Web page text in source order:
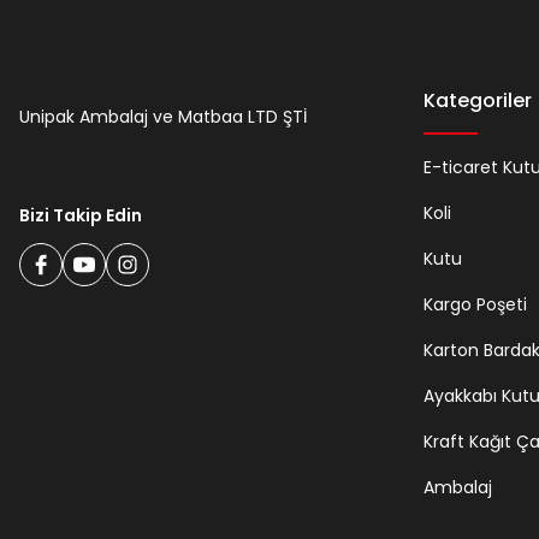
Unipak Ambalaj ve Matbaa LTD ŞTİ
Bizi Takip Edin
Kategoriler
E-ticaret
Koli
Kutu
Kargo Poşeti
Karton Bardak
Ayakkabı
Kraft Kağıt
Ambalaj